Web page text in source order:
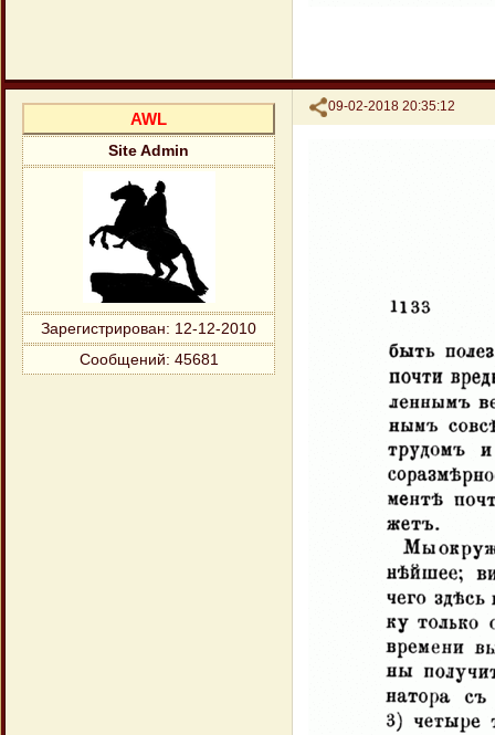
Поделиться
09-02-2018 20:35:12
AWL
Site Admin
Зарегистрирован: 12-12-2010
Сообщений: 45681